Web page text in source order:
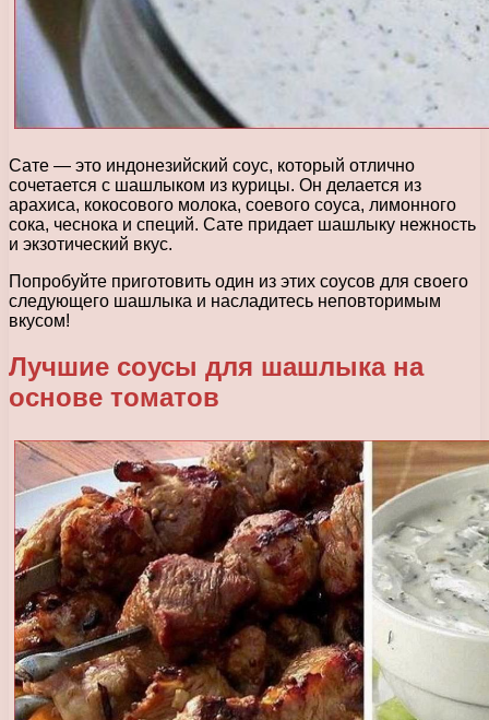
Сате — это индонезийский соус, который отлично
сочетается с шашлыком из курицы. Он делается из
арахиса, кокосового молока, соевого соуса, лимонного
сока, чеснока и специй. Сате придает шашлыку нежность
и экзотический вкус.
Попробуйте приготовить один из этих соусов для своего
следующего шашлыка и насладитесь неповторимым
вкусом!
Лучшие соусы для шашлыка на
основе томатов